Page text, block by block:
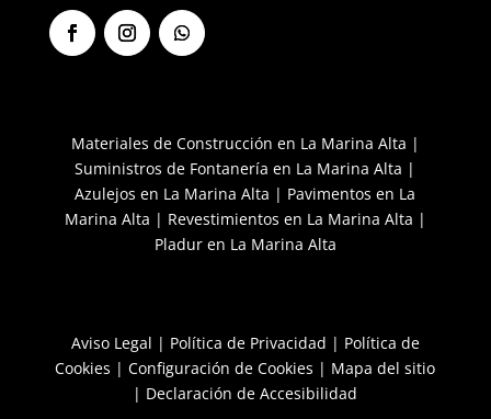
F
a
g
r
a
m
S
r
Materiales de Construcción en La Marina Alta |
Suministros de Fontanería en La Marina Alta |
Azulejos en La Marina Alta | Pavimentos en La
Marina Alta | Revestimientos en La Marina Alta |
Pladur en La Marina Alta
Aviso Legal | Política de Privacidad | Política de
Cookies |Configuración de Cookies | Mapa del sitio
| Declaración de Accesibilidad